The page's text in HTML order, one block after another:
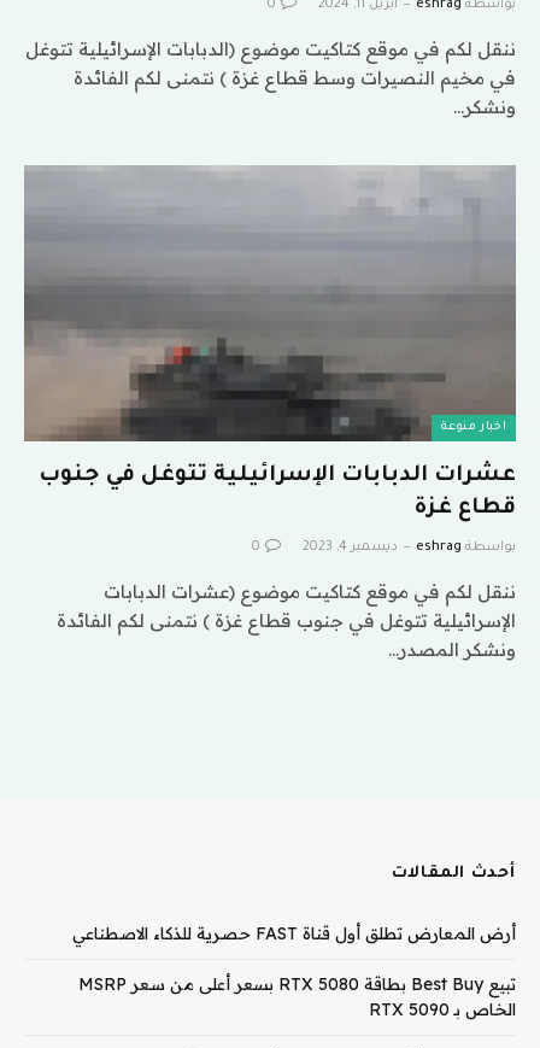
بواسطة eshrag أبريل 11, 2024 0
ننقل لكم في موقع كتاكيت موضوع (الدبابات الإسرائيلية تتوغل
في مخيم النصيرات وسط قطاع غزة ) نتمنى لكم الفائدة
ونشكر…
اخبار منوعة
عشرات الدبابات الإسرائيلية تتوغل في جنوب
قطاع غزة
بواسطة eshrag ديسمبر 4, 2023 0
ننقل لكم في موقع كتاكيت موضوع (عشرات الدبابات
الإسرائيلية تتوغل في جنوب قطاع غزة ) نتمنى لكم الفائدة
ونشكر المصدر…
أحدث المقالات
أرض المعارض تطلق أول قناة FAST حصرية للذكاء الاصطناعي
تبيع Best Buy بطاقة RTX 5080 بسعر أعلى من سعر MSRP
الخاص بـ RTX 5090